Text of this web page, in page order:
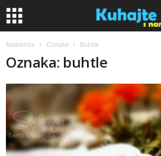
Naslovnica Oznake Buhtle
Oznaka: buhtle